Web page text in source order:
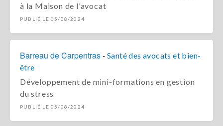
à la Maison de l'avocat
PUBLIÉ LE 05/08/2024
Barreau de Carpentras- Santé des avocats et bien-
être
Développement de mini-formations en gestion
du stress
PUBLIÉ LE 05/08/2024